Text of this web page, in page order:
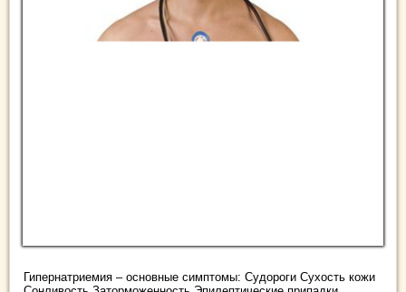
Гипернатриемия – основные симптомы: Судороги Сухость кожи